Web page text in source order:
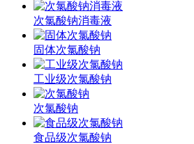
次氯酸钠消毒液
固体次氯酸钠
工业级次氯酸钠
次氯酸钠
食品级次氯酸钠